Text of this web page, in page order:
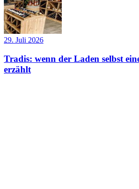
29. Juli 2026
Tradis: wenn der Laden selbst
erzählt